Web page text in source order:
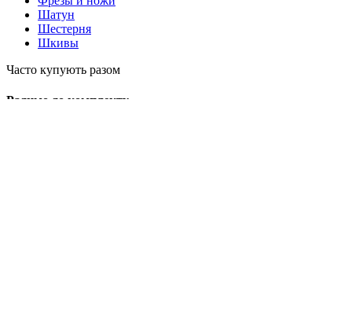
Шатун
Шестерня
Шкивы
Часто купують разом
Радимо до комплекту